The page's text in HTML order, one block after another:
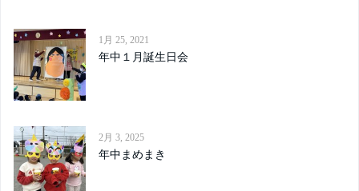
1月 25, 2021
年中１月誕生日会
2月 3, 2025
年中まめまき